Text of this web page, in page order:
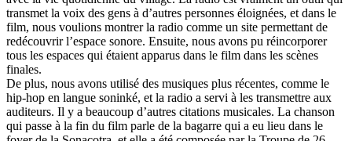
transmet la voix des gens à d’autres personnes éloignées, et dans le
film, nous voulions montrer la radio comme un site permettant de
redécouvrir l’espace sonore. Ensuite, nous avons pu réincorporer
tous les espaces qui étaient apparus dans le film dans les scènes
finales.
De plus, nous avons utilisé des musiques plus récentes, comme le
hip-hop en langue soninké, et la radio a servi à les transmettre aux
auditeurs. Il y a beaucoup d’autres citations musicales. La chanson
qui passe à la fin du film parle de la bagarre qui a eu lieu dans le